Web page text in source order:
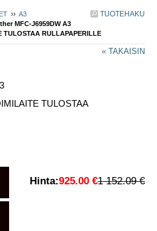
TUOTEHAKU
›› A3
MFC-J6959DW A3
TULOSTAA RULLAPAPERILLE
« TAKAISIN
TULOSTAA
Hinta:925.00 €1 152.09 €